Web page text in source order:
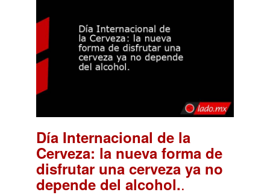
Día Internacional de la
Cerveza: la nueva forma de
disfrutar una cerveza ya no
depende del alcohol..